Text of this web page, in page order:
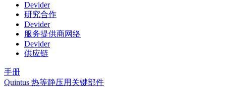
Devider
研究合作
Devider
服务提供商网络
Devider
供应链
手册
Quintus 热等静压用关键部件